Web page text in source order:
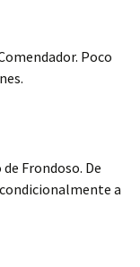
Poco
Frondoso. De
a